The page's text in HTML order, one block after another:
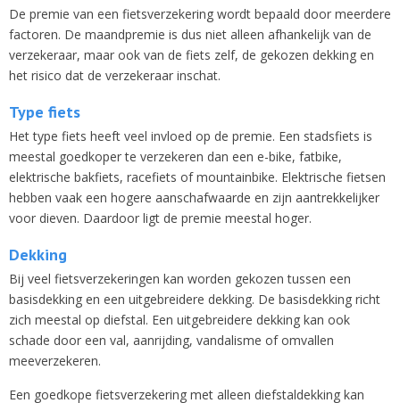
De premie van een fietsverzekering wordt bepaald door meerdere
factoren. De maandpremie is dus niet alleen afhankelijk van de
verzekeraar, maar ook van de fiets zelf, de gekozen dekking en
het risico dat de verzekeraar inschat.
Type fiets
Het type fiets heeft veel invloed op de premie. Een stadsfiets is
meestal goedkoper te verzekeren dan een e-bike, fatbike,
elektrische bakfiets, racefiets of mountainbike. Elektrische fietsen
hebben vaak een hogere aanschafwaarde en zijn aantrekkelijker
voor dieven. Daardoor ligt de premie meestal hoger.
Dekking
Bij veel fietsverzekeringen kan worden gekozen tussen een
basisdekking en een uitgebreidere dekking. De basisdekking richt
zich meestal op diefstal. Een uitgebreidere dekking kan ook
schade door een val, aanrijding, vandalisme of omvallen
meeverzekeren.
Een goedkope fietsverzekering met alleen diefstaldekking kan